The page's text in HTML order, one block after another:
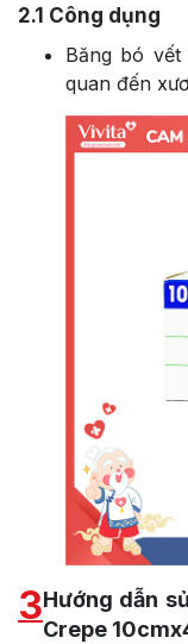
2.1 Công dụng
Băng bó
quan đến
3Hướng dẫn
Crepe